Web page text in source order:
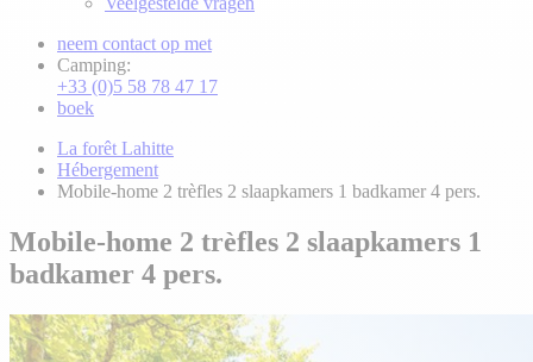
neem contact op met
Camping:
+33 (0)5 58 78 47 17
boek
La forêt Lahitte
Hébergement
Mobile-home 2 trèfles 2 slaapkamers 1 badkamer 4 pers.
Mobile-home 2 trèfles 2 slaapkamers 1
badkamer 4 pers.